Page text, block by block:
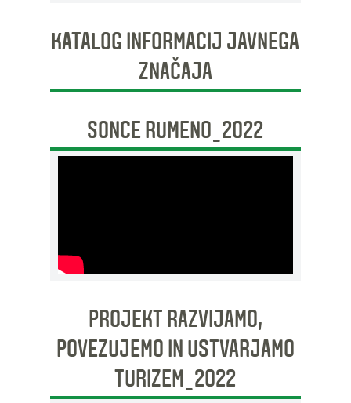
KATALOG INFORMACIJ JAVNEGA
ZNAČAJA
SONCE RUMENO_2022
PROJEKT RAZVIJAMO,
POVEZUJEMO IN USTVARJAMO
TURIZEM_2022